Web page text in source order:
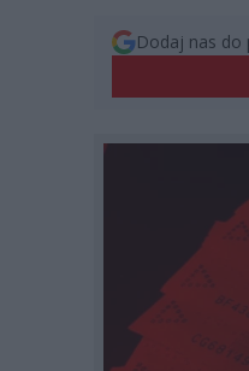
Dodaj nas do